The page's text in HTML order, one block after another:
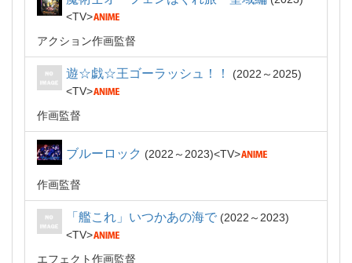
TV
アクション作画監督
遊☆戯☆王ゴーラッシュ！！
2022～2025
TV
作画監督
ブルーロック 2022～2023 TV
作画監督
「艦これ」いつかあの海で
2022～2023
TV
エフェクト作画監督